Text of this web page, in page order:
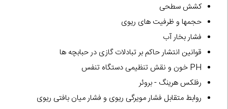
کشش سطحی
حجمها و ظرفیت های ریوی
فشار بخار آب
قوانین انتشار حاکم بر تبادلات گازی در حبابچه ها
PH خون و نقش تنظیمی دستگاه تنفس
رفلکس هرینگ - بروئر
روابط متقابل فشار مویرگی ریوی و فشار میان بافتی ریوی